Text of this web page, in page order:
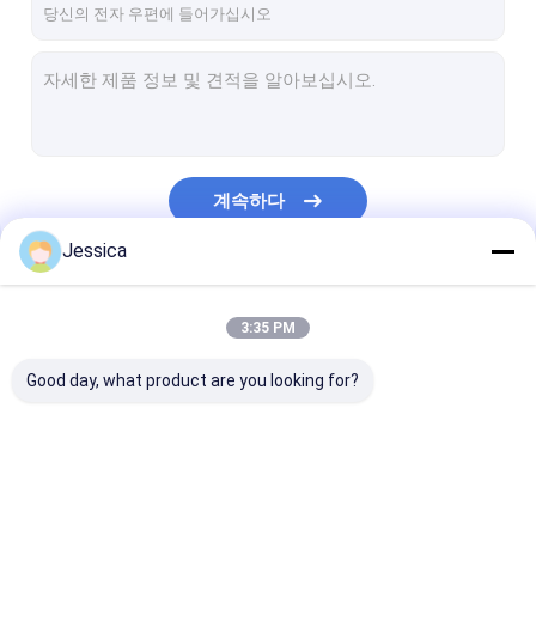
시메트릭스 과부하 굴착 시스템
끌기 드릴 비트
계속하다
Jessica
3:35 PM
Good day, what product are you looking for?